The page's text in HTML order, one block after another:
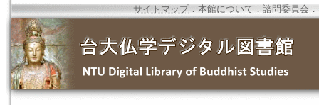
サイトマップ．本館について ． 諮問委員会 ．